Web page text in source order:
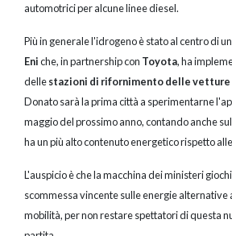
automotrici per alcune linee diesel.
Più in generale l'idrogeno è stato al centro di
Eniche, in partnership con Toyota, ha
dellestazioni di rifornimento delle vetture
Donato sarà la prima città a sperimentarne
maggio del prossimo anno, contando anche
ha un più alto contenuto energetico rispetto
L'auspicio è che la macchina dei ministeri
scommessa vincente sulle energie alternative
mobilità, per non restare spettatori di questa